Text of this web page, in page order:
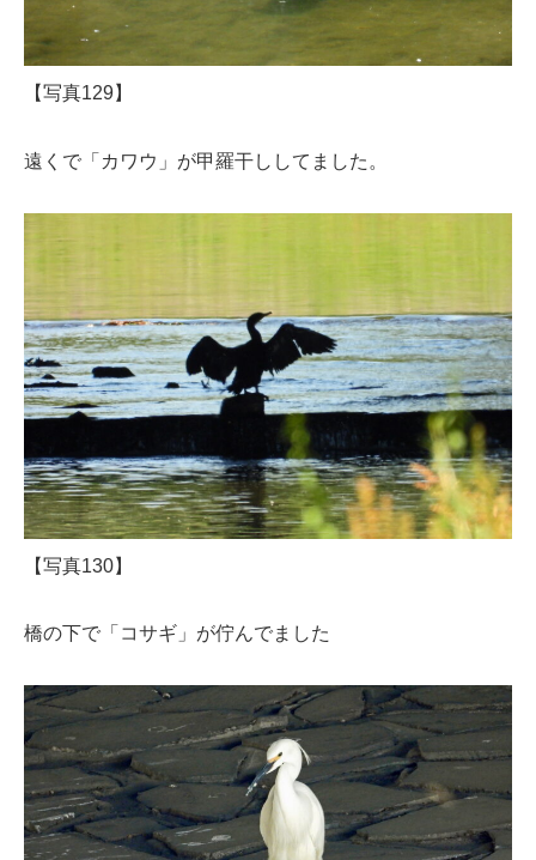
【写真129】
遠くで「カワウ」が甲羅干ししてました。
【写真130】
橋の下で「コサギ」が佇んでました